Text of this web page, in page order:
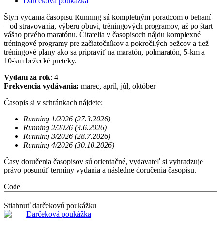
Štyri vydania časopisu Running sú kompletným poradcom o behaní
– od stravovania, výberu obuvi, tréningových programov, až po štart
vášho prvého maratónu. Čitatelia v časopisoch nájdu komplexné
tréningové programy pre začiatočníkov a pokročilých bežcov a tiež
tréningové plány ako sa pripraviť na maratón, polmaratón, 5-km a
10-km bežecké preteky.
Vydaní za rok: 4
Frekvencia vydávania: marec, apríl, júl, október
Časopis si v schránkach nájdete:
Running 1/2026 (27.3.2026)
Running 2/2026 (3.6.2026)
Running 3/2026 (28.7.2026)
Running 4/2026 (30.10.2026)
Časy doručenia časopisov sú orientačné, vydavateľ si vyhradzuje
právo posunúť termíny vydania a následne doručenia časopisu.
Code
Stiahnuť darčekovú poukážku
Darčeková poukážka